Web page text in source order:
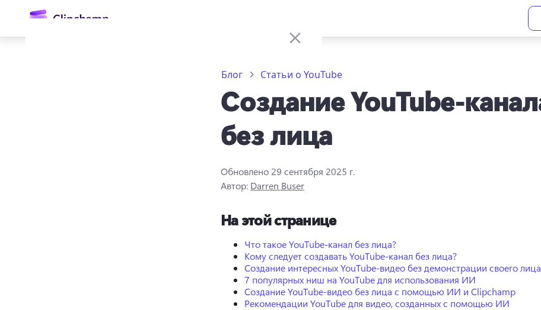
содержимому
Блог Статьи о YouTube
Создание YouTube-
без лица
Обновлено 29 сентября 2025 г.
Автор: Darren Buser
На этой странице
Что такое YouTube-канал без лица?
Кому следует создавать YouTube-канал без лица?
Создание интересных YouTube-видео без демонстрации своего лица
7 популярных ниш на YouTube для использования ИИ
Создание YouTube-видео без лица с помощью ИИ и Clipchamp
Рекомендации YouTube для видео, созданных с помощью ИИ